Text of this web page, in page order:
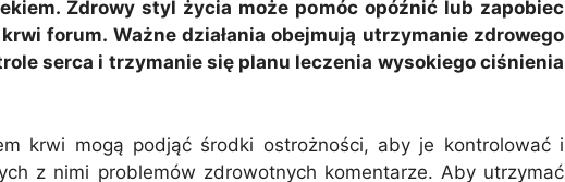
Zdrowy styl życia może pomóc opóźnić lub zapobiec
forum. Ważne działania obejmują utrzymanie zdrowego
serca i trzymanie się planu leczenia wysokiego ciśnienia
krwi mogą podjąć środki ostrożności, aby je kontrolować i
z nimi problemów zdrowotnych komentarze. Aby utrzymać